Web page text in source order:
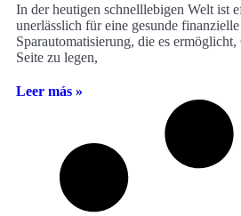
In der heutigen schnelllebigen Welt ist
unerlässlich für eine gesunde
Sparautomatisierung, die es
Seite zu legen,
Leer más »